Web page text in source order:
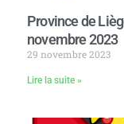
Province de
novembre 2023
29 novembre 2023
Lire la suite »